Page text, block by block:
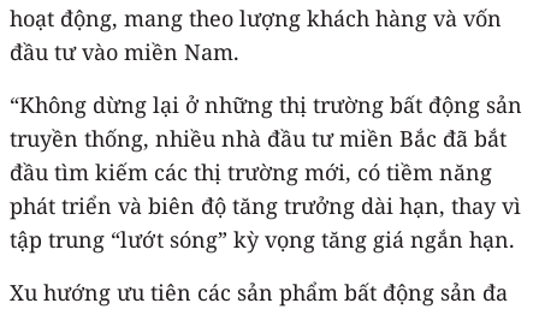
hoạt động, mang theo lượng khách hàng và vốn
đầu tư vào miền Nam.
“Không dừng lại ở những thị trường bất động sản
truyền thống, nhiều nhà đầu tư miền Bắc đã bắt
đầu tìm kiếm các thị trường mới, có tiềm năng
phát triển và biên độ tăng trưởng dài hạn, thay vì
tập trung “lướt sóng” kỳ vọng tăng giá ngắn hạn.
Xu hướng ưu tiên các sản phẩm bất động sản đa